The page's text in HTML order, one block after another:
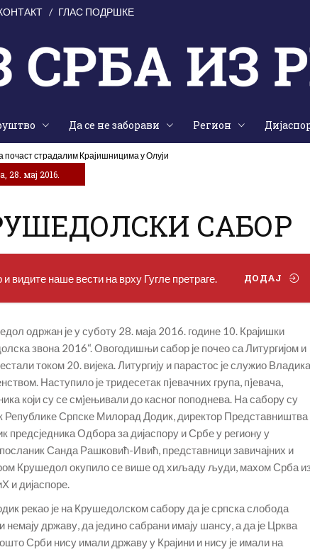
ГЛАС ПОДРШКЕ
Да се не заборави Регион
страдалим Крајишницима у Олуји
28. мај 2016.
САБОР
видите наше вести на врху Гугле претраге. ДОДАЈ
одржан је у суботу 28. маја 2016. године 10. Крајишки
звона 2016“. Овогодишњи сабор је почео са Литургијом и
током 20. вијека. Литургију и парастос је служио Владика
Наступило је тридесетак пjевачних група, пjевача,
који су се смjењивали до касног поподнева. На сабору су
Републике Српске Милорад Додик, директор Представништва
Одбора за дијаспору и Србе у региону у
Санда Рашковић-Ивић, представници завичајних и
Крушедол окупило се више од хиљаду људи, махом Срба
и дијаспоре.
рекао је на Крушедолском сабору да је српска слобода
немају државу, да једино сабрани имају шансу, а да је Црква
Срби нису имали државу у Крајини и нису је имали на